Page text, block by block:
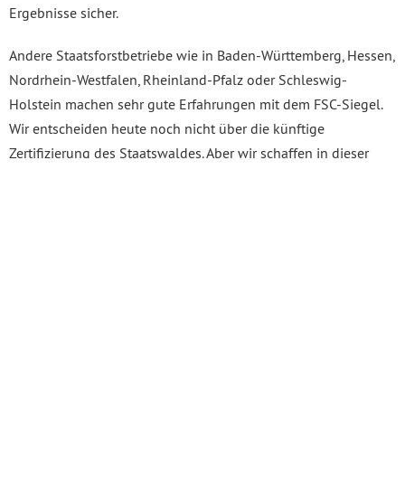
Ergebnisse sicher.
Andere Staatsforstbetriebe wie in Baden-Württemberg, Hessen,
Nordrhein-Westfalen, Rheinland-Pfalz oder Schleswig-
Holstein machen sehr gute Erfahrungen mit dem FSC-Siegel.
Wir entscheiden heute noch nicht über die künftige
Zertifizierung des Staatswaldes. Aber wir schaffen in dieser